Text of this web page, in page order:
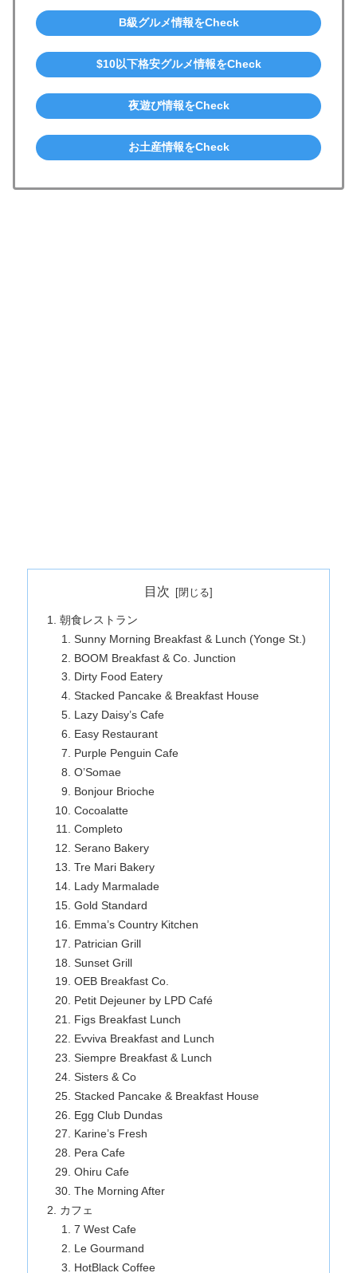
B級グルメ情報をCheck
$10以下格安グルメ情報をCheck
夜遊び情報をCheck
お土産情報をCheck
目次
朝食レストラン
Sunny Morning Breakfast & Lunch (Yonge St.)
BOOM Breakfast & Co. Junction
Dirty Food Eatery
Stacked Pancake & Breakfast House
Lazy Daisy’s Cafe
Easy Restaurant
Purple Penguin Cafe
O’Somae
Bonjour Brioche
Cocoalatte
Completo
Serano Bakery
Tre Mari Bakery
Lady Marmalade
Gold Standard
Emma’s Country Kitchen
Patrician Grill
Sunset Grill
OEB Breakfast Co.
Petit Dejeuner by LPD Café
Figs Breakfast Lunch
Evviva Breakfast and Lunch
Siempre Breakfast & Lunch
Sisters & Co
Stacked Pancake & Breakfast House
Egg Club Dundas
Karine’s Fresh
Pera Cafe
Ohiru Cafe
The Morning After
カフェ
7 West Cafe
Le Gourmand
HotBlack Coffee